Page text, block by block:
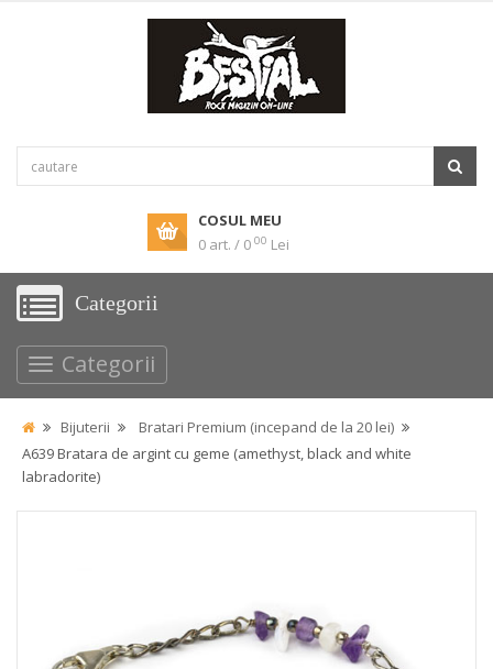
COSUL MEU
0 art. / 0 00 Lei
Categorii
Categorii
Bijuterii
Bratari Premium (incepand de la 20 lei)
A639 Bratara de argint cu geme (amethyst, black and white
labradorite)